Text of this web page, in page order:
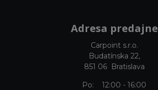
Adresa predajne
Carpoint s.r.o.
Budatínska 22,
851 06 Bratislava
Po: 12:00 - 16:00